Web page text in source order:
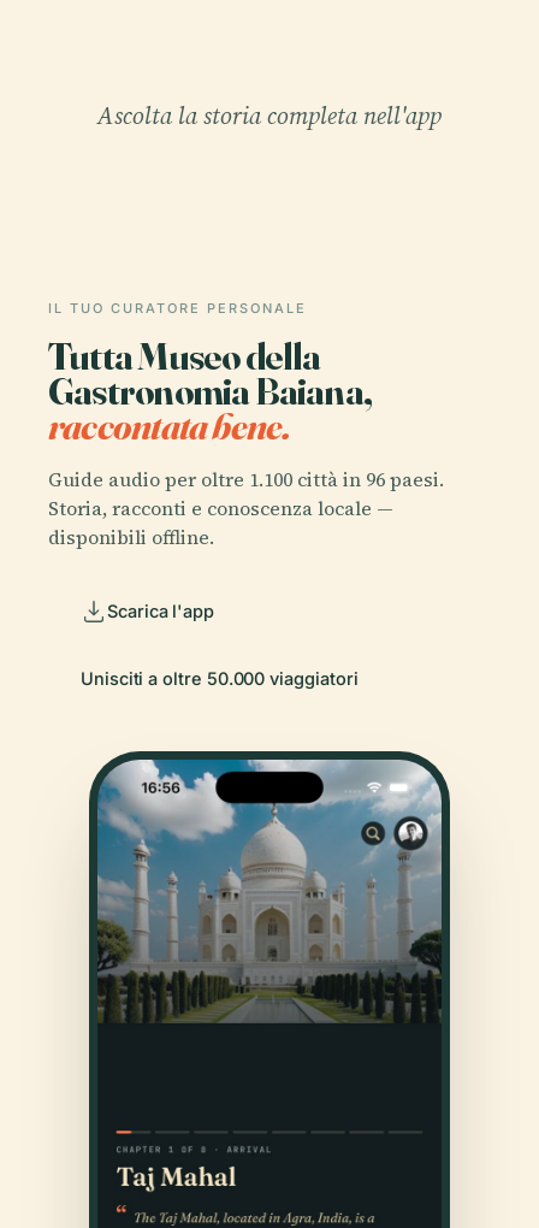
Ascolta la storia completa nell'app
IL TUO CURATORE PERSONALE
Tutta Museo della
Gastronomia Baiana,
raccontata bene.
Guide audio per oltre 1.100 città in 96 paesi.
Storia, racconti e conoscenza locale —
disponibili offline.
Scarica l'app
Unisciti a oltre 50.000 viaggiatori